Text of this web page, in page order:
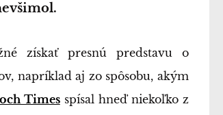
získať presnú predstavu o
napríklad aj zo spôsobu, akým
Timesspísal hneď niekoľko z